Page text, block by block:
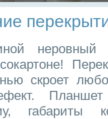
неровный
скроет
габариты